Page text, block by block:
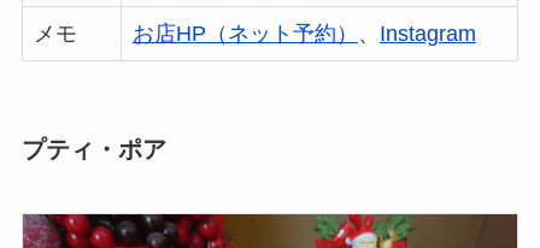
メモ お店HP（ネット予約） 、 Instagram
プティ・ポア